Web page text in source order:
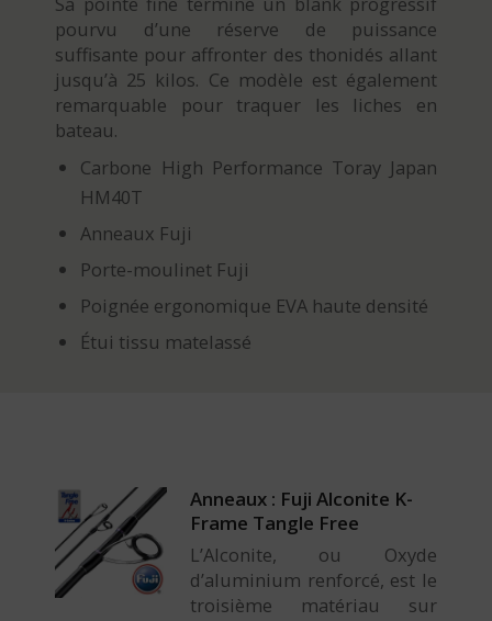
pourvu d’une réserve de puissance
suffisante pour affronter des thonidés allant
jusqu’à 25 kilos. Ce modèle est également
remarquable pour traquer les liches en
bateau.
Carbone High Performance Toray Japan
HM40T
Anneaux Fuji
Porte-moulinet Fuji
Poignée ergonomique EVA haute densité
Étui tissu matelassé
Anneaux : Fuji Alconite K-
Frame Tangle Free
L’Alconite, ou Oxyde
d’aluminium renforcé, est le
troisième matériau sur